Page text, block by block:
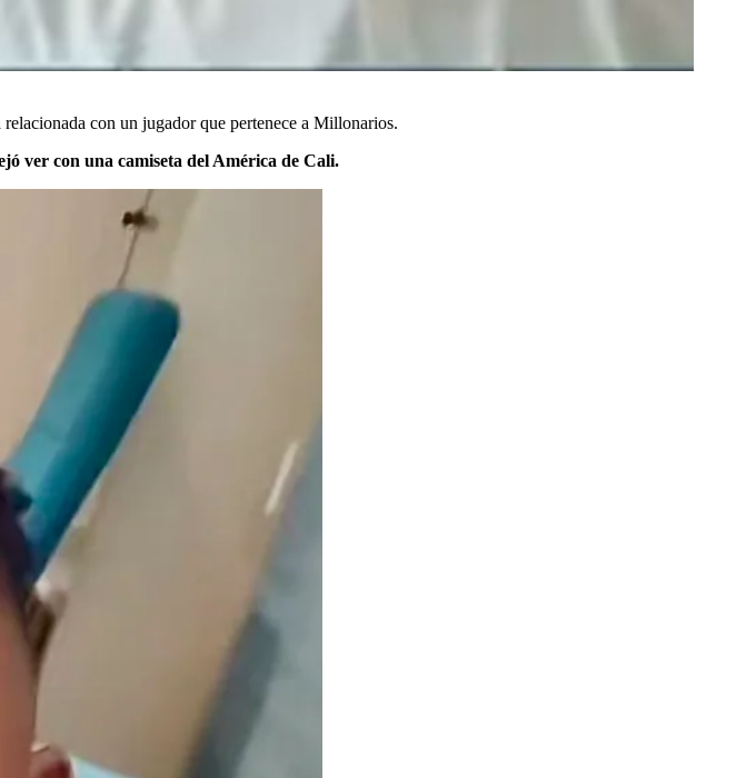
con un jugador que pertenece a Millonarios.
ver con una camiseta del América de Cali.